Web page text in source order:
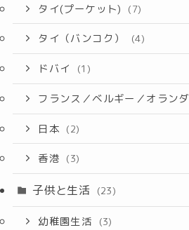
タイ(プーケット) (7)
タイ（バンコク） (4)
ドバイ (1)
フランス／ベルギー／オランダ
日本 (2)
香港 (3)
子供と生活 (23)
幼稚園生活 (3)